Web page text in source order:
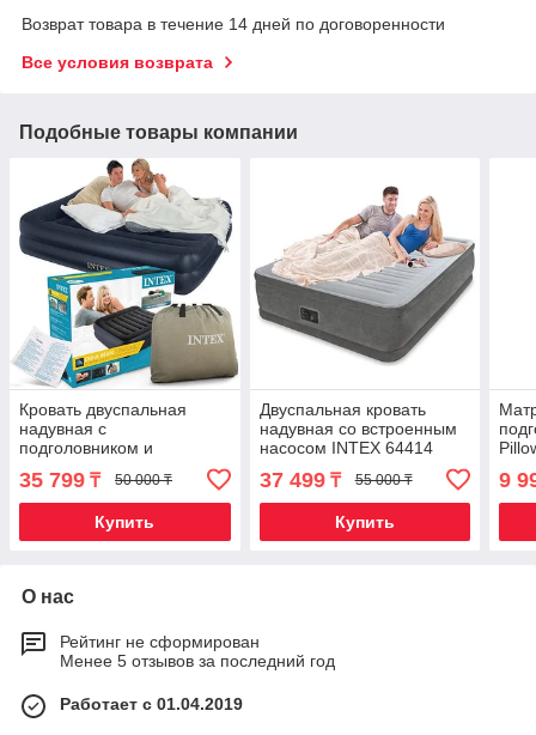
Возврат товара в течение 14 дней по договоренности
Все условия возврата
Подобные товары компании
Кровать двуспальная
надувная с
подголовником и
электронасосом INTEX
64124 + сумка для
переноски
35 799 ₸ 50 000 ₸
Купить
Двуспальная кровать
надувная со встроенным
насосом INTEX 64414
37 499₸ 55 000 ₸
Купить
9
О нас
Рейтинг не сформирован
Менее 5 отзывов за последний год
Работает с 01.04.2019